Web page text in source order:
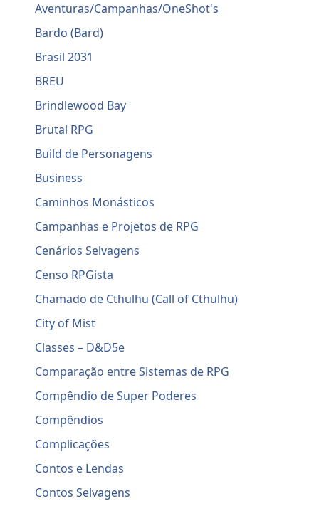
Aventuras/Campanhas/OneShot's
Bardo (Bard)
Brasil 2031
BREU
Brindlewood Bay
Brutal RPG
Build de Personagens
Business
Caminhos Monásticos
Campanhas e Projetos de RPG
Cenários Selvagens
Censo RPGista
Chamado de Cthulhu (Call of Cthulhu)
City of Mist
Classes – D&D5e
Comparação entre Sistemas de RPG
Compêndio de Super Poderes
Compêndios
Complicações
Contos e Lendas
Contos Selvagens